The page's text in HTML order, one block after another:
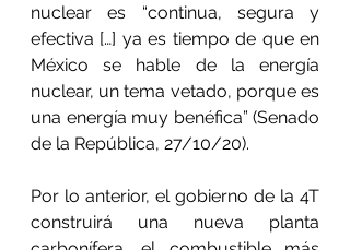
nuclear es “continua, segura y
efectiva […] ya es tiempo de que en
México se hable de la energía
nuclear, un tema vetado, porque es
una energía muy benéfica” (Senado
de la República, 27/10/20).
Por lo anterior, el gobierno de la 4T
construirá una nueva planta